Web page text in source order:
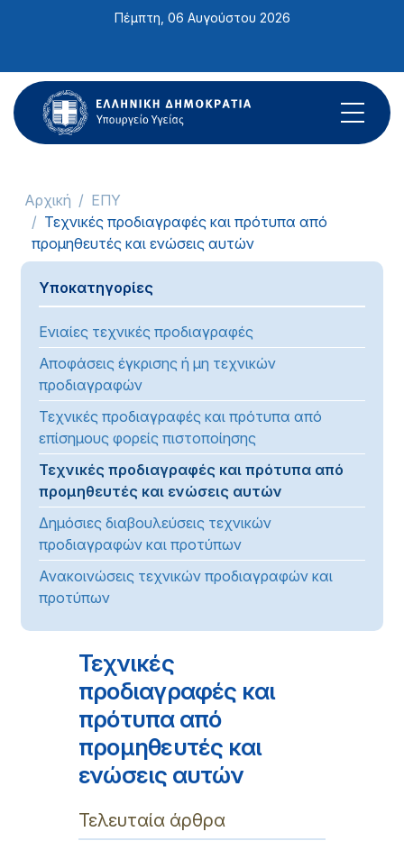
ιστότοπος
περιλαμβάνει
ένα
σύστημα
Πέμπτη, 06 Αυγούστου 2026
Αρχική
ΕΠΥ
Τεχνικές προδιαγραφές και πρότυπα από
προμηθευτές και ενώσεις αυτών
Υποκατηγορίες
Ενιαίες τεχνικές προδιαγραφές
Αποφάσεις έγκρισης ή μη τεχνικών
προδιαγραφών
Τεχνικές προδιαγραφές και πρότυπα από
επίσημους φορείς πιστοποίησης
Τεχνικές προδιαγραφές και πρότυπα από
προμηθευτές και ενώσεις αυτών
Δημόσιες διαβουλεύσεις τεχνικών
προδιαγραφών και προτύπων
Ανακοινώσεις τεχνικών προδιαγραφών και
προτύπων
Τεχνικές
προδιαγραφές και
πρότυπα από
προμηθευτές και
ενώσεις αυτών
Τελευταία άρθρα